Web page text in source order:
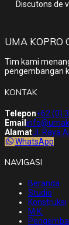
Discutons de
UMA KOPRO
Tim kami
pengembangan
KONTAK
Telepon+62 (0)
Email
AlamatJl. Raya
WhatsApp
NAVIGASI
Beranda
Studio
Konstruksi
M.K.